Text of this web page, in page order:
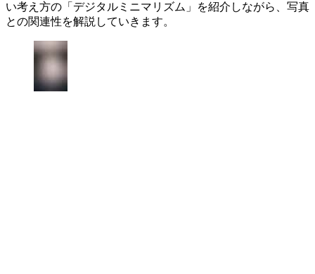
い考え方の「デジタルミニマリズム」を紹介しながら、写真
との関連性を解説していきます。